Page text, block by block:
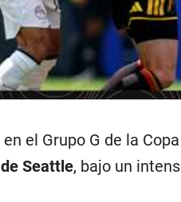
el Grupo G de la
Seattle, bajo un